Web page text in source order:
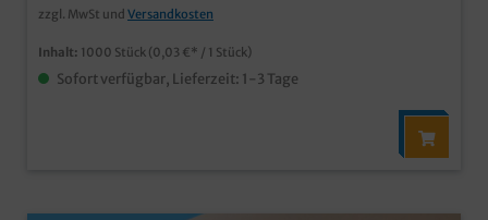
zzgl. MwSt und Versandkosten
Inhalt: 1000 Stück (0,03 €* / 1 Stück)
Sofort verfügbar, Lieferzeit: 1-3 Tage